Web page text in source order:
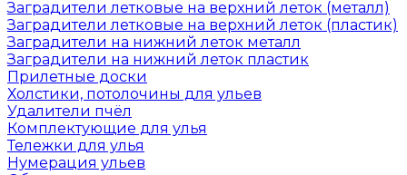
Заградители летковые на верхний леток (металл)
Заградители летковые на верхний леток (пластик)
Заградители на нижний леток металл
Заградители на нижний леток пластик
Прилетные доски
Холстики, потолочины для ульев
Удалители пчёл
Комплектующие для улья
Тележки для улья
Нумерация ульев